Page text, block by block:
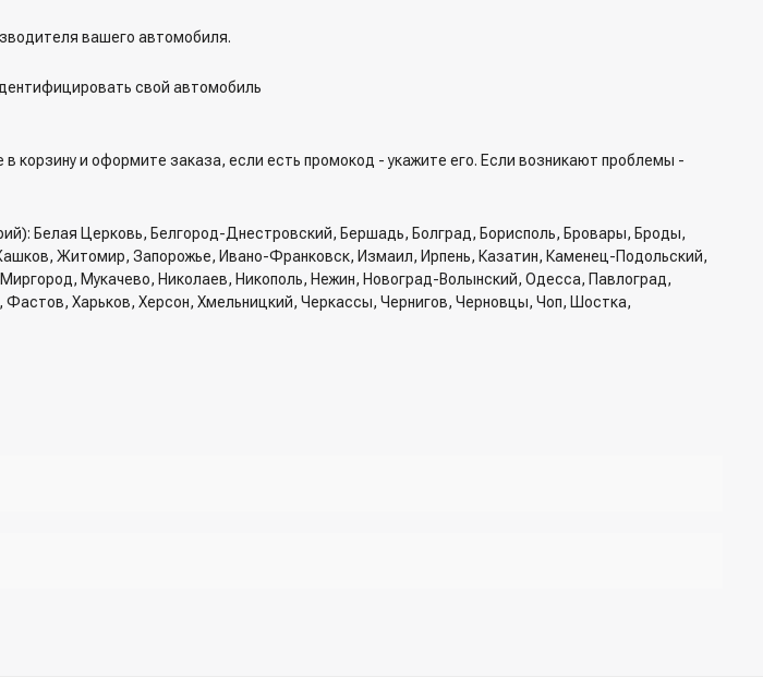
вашего автомобиля.
свой автомобиль
в корзину и оформите заказа, если есть промокод - укажите его. Если возникают проблемы -
Белая Церковь, Белгород-Днестровский, Бершадь, Болград, Борисполь, Бровары, Броды,
Житомир, Запорожье, Ивано-Франковск, Измаил, Ирпень, Казатин, Каменец-Подольский,
Мукачево, Николаев, Никополь, Нежин, Новоград-Волынский, Одесса, Павлоград,
Харьков, Херсон, Хмельницкий, Черкассы, Чернигов, Черновцы, Чоп, Шостка,